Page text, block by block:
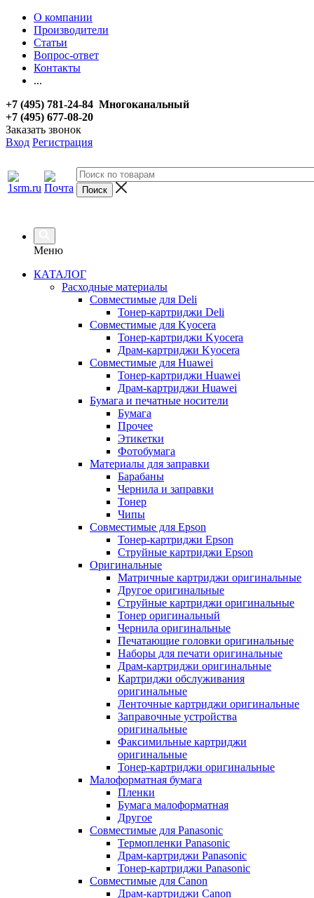
О компании
Производители
Статьи
Вопрос-ответ
Контакты
...
+7 (495) 781-24-84 Многоканальный
+7 (495) 677-08-20
Заказать звонок
Вход Регистрация
Меню
КАТАЛОГ
Расходные материалы
Совместимые для Deli
Тонер-картриджи Deli
Совместимые для Kyocera
Тонер-картриджи Kyocera
Драм-картриджи Kyocera
Совместимые для Huawei
Тонер-картриджи Huawei
Драм-картриджи Huawei
Бумага и печатные носители
Бумага
Прочее
Этикетки
Фотобумага
Материалы для заправки
Барабаны
Чернила и заправки
Тонер
Чипы
Совместимые для Epson
Тонер-картриджи Epson
Струйные картриджи Epson
Оригинальные
Матричные картриджи оригинальные
Другое оригинальные
Струйные картриджи оригинальные
Тонер оригинальный
Чернила оригинальные
Печатающие головки оригинальные
Наборы для печати оригинальные
Драм-картриджи оригинальные
Картриджи обслуживания
оригинальные
Ленточные картриджи оригинальные
Заправочные устройства
оригинальные
Факсимильные картриджи
оригинальные
Тонер-картриджи оригинальные
Малоформатная бумага
Пленки
Бумага малоформатная
Другое
Совместимые для Panasonic
Термопленки Panasonic
Драм-картриджи Panasonic
Тонер-картриджи Panasonic
Совместимые для Canon
Драм-картриджи Canon